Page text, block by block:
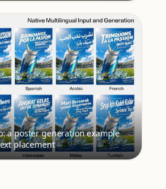
a poster generation example
placement